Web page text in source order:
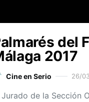
del
2017
Cine en Serio 26/
Jurado de la Sección